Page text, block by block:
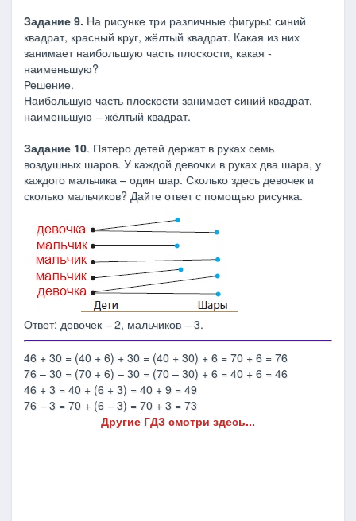
Задание 9. На рисунке три различные фигуры: синий
квадрат, красный круг, жёлтый квадрат. Какая из них
занимает наибольшую часть плоскости, какая -
наименьшую?
Решение.
Наибольшую часть плоскости занимает синий квадрат,
наименьшую – жёлтый квадрат.
Задание 10. Пятеро детей держат в руках семь
воздушных шаров. У каждой девочки в руках два шара, у
каждого мальчика – один шар. Сколько здесь девочек и
сколько мальчиков? Дайте ответ с помощью рисунка.
Ответ: девочек – 2, мальчиков – 3.
46 + 30 = (40 + 6) + 30 = (40 + 30) + 6 = 70 + 6 = 76
76 – 30 = (70 + 6) – 30 = (70 – 30) + 6 = 40 + 6 = 46
46 + 3 = 40 + (6 + 3) = 40 + 9 = 49
76 – 3 = 70 + (6 – 3) = 70 + 3 = 73
Другие ГДЗ смотри здесь...